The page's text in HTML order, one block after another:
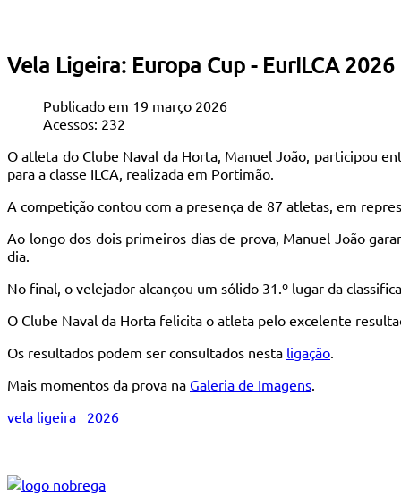
Vela Ligeira: Europa Cup - EurILCA 2026
Publicado em 19 março 2026
Acessos: 232
O atleta do Clube Naval da Horta, Manuel João, participou
para a classe ILCA, realizada em Portimão.
A competição contou com a presença de 87 atletas, em
Ao longo dos dois primeiros dias de prova, Manuel João
dia.
No final, o velejador alcançou um sólido 31.º lugar da
O Clube Naval da Horta felicita o atleta pelo excelente
Os resultados podem ser consultados nesta ligação.
Mais momentos da prova na Galeria de Imagens.
vela ligeira
2026